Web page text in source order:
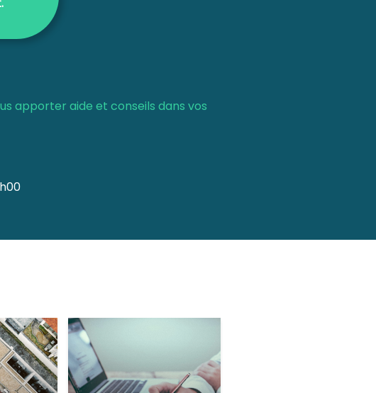
apporter aide et conseils dans vos
Dois-je faire une